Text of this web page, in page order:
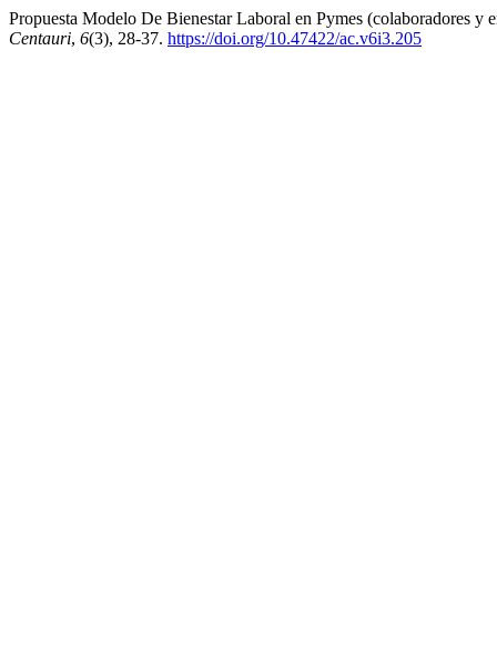
Propuesta Modelo De Bienestar Laboral en Pymes (colaboradores
Centauri, 6(3), 28-37. https://doi.org/10.47422/ac.v6i3.205